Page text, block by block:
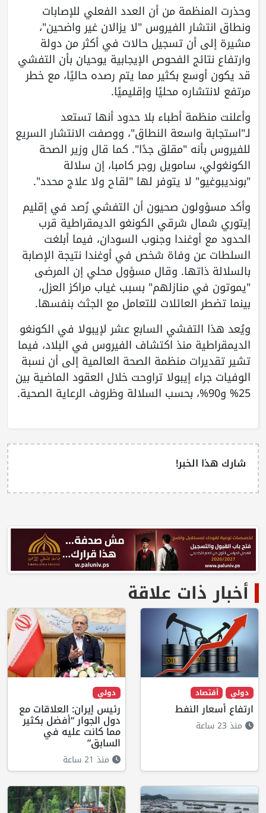
وحذرت المنظمة من أن العدد الفعلي للإصابات
ونطاق انتشار الفيروس "لا يزالان غير واضحين"،
مشيرة إلى أن تسجيل حالات في أكثر من دولة
وارتفاع نتائج الفحوص الإيجابية يوحيان بأن التفشي
قد يكون أوسع بكثير مما يتم رصده حاليًا، مع خطر
مرتفع لانتشاره محليًا وإقليميًا.
وأعلنت منظمة أطباء بلا حدود أنها تستعد
لـ"استجابة واسعة النطاق"، ووصفت الانتشار السريع
للفيروس بأنه "مقلق جدًا". كما قال وزير الصحة
الكونغولي، سامويل روجر كامبا، إن سلالة
"بونديبوغيو" لا يتوفر لها "لقاح ولا علاج محدد".
وأكد مسؤولون صحيون أن التفشي رُصد في إقليم
إيتوري شمال شرقي الكونغو الديمقراطية قرب
الحدود مع أوغندا وجنوب السودان، فيما أبلغت
السلطات عن وفاة شخص في أوغندا نتيجة الإصابة
بالسلالة ذاتها. وقال مسؤول محلي إن المرضى
"يموتون في منازلهم" بسبب غياب مراكز العزل،
بينما تضطر العائلات للتعامل مع الجثث بنفسها.
ويُعد هذا التفشي السابع عشر لإيبولا في الكونغو
الديمقراطية منذ اكتشاف الفيروس في البلاد، فيما
تشير تقديرات منظمة الصحة العالمية إلى أن نسبة
الوفيات جراء إيبولا تراوحت خلال العقود الماضية بين
25% و90%، بحسب السلالة وظروف الرعاية الصحية.
شارك هذا الخبر!
أخبار ذات علاقة
دولي أقتصاد
ارتفاع أسعار النفط
منذ 23 ساعة
دولي
رئيس إيران: العلاقات مع
دول الجوار “أفضل بكثير
مما كانت عليه في
السابق”
منذ 21 ساعة